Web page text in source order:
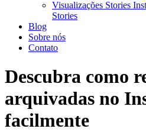
Visualizações Stories
Stories
Blog
Sobre nós
Contato
Descubra como
arquivadas no
facilmente